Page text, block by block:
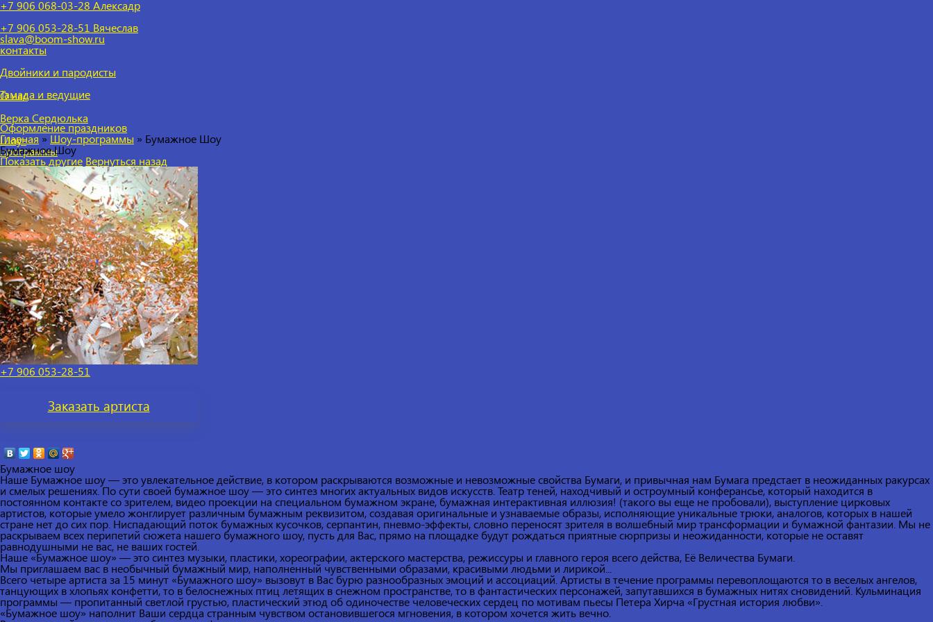
+7 906 068-03-28 Алексадр
+7 906 053-28-51 Вячеслав
slava@boom-show.ru
контакты
О нас
Двойники и пародисты
Верка Сердюлька
Тамада и ведущие
Шоу-
программы
Оформление праздников
Главная » Шоу-программы » Бумажное Шоу
Бумажное Шоу
Показать другие Вернуться назад
+7 906 053-28-51
Заказать артиста
Бумажное шоу
Наше Бумажное шоу— это увлекательное действие, в котором раскрываются возможные и невозможные свойства Бумаги, и привычная нам Бумага предстает в неожиданных ракурсах
и смелых решениях. По сути своей бумажное шоу — это синтез многих актуальных видов искусств. Театр теней, находчивый и остроумный конферансье, который находится в
постоянном контакте со зрителем, видео проекции на специальном бумажном экране, бумажная интерактивная иллюзия! (такого вы еще не пробовали), выступление цирковых
артистов, которые умело жонглирует различным бумажным реквизитом, создавая оригинальные и узнаваемые образы, исполняющие уникальные трюки, аналогов, которых в нашей
стране нет до сих пор. Ниспадающий поток бумажных кусочков, серпантин, пневмо-эффекты, словно переносят зрителя в волшебный мир трансформации и бумажной фантазии. Мы не
раскрываем всех перипетий сюжета нашего бумажного шоу, пусть для Вас, прямо на площадке будут рождаться приятные сюрпризы и неожиданности, которые не оставят
равнодушными не вас, не ваших гостей.
Наше «Бумажное шоу» — это синтез музыки, пластики, хореографии, актерского мастерства, режиссуры и главного героя всего действа, Её Величества Бумаги.
Мы приглашаем вас в необычный бумажный мир, наполненный чувственными образами, красивыми людьми и лирикой...
Всего четыре артиста за 15 минут «Бумажного шоу» вызовут в Вас бурю разнообразных эмоций и ассоциаций. Артисты в течение программы перевоплощаются то в веселых ангелов,
танцующих в хлопьях конфетти, то в белоснежных птиц летящих в снежном пространстве, то в фантастических персонажей, запутавшихся в бумажных нитях сновидений. Кульминация
программы — пропитанный светлой грустью, пластический этюд об одиночестве человеческих сердец по мотивам пьесы Петера Хирча «Грустная история любви».
«Бумажное шоу» наполнит Ваши сердца странным чувством остановившегося мгновения, в котором хочется жить вечно.